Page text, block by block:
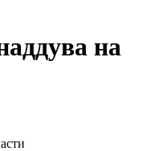
на